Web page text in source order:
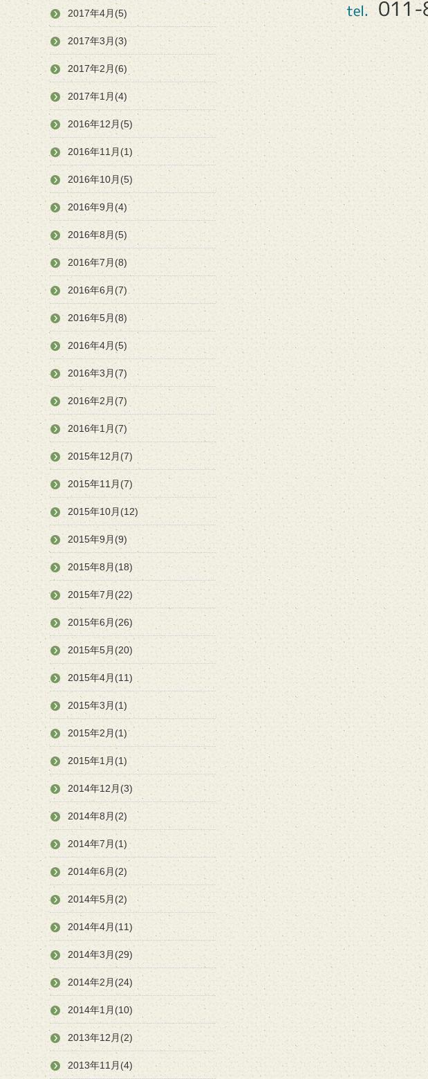
2017年4月(5)
2017年3月(3)
2017年2月(6)
2017年1月(4)
2016年12月(5)
2016年11月(1)
2016年10月(5)
2016年9月(4)
2016年8月(5)
2016年7月(8)
2016年6月(7)
2016年5月(8)
2016年4月(5)
2016年3月(7)
2016年2月(7)
2016年1月(7)
2015年12月(7)
2015年11月(7)
2015年10月(12)
2015年9月(9)
2015年8月(18)
2015年7月(22)
2015年6月(26)
2015年5月(20)
2015年4月(11)
2015年3月(1)
2015年2月(1)
2015年1月(1)
2014年12月(3)
2014年8月(2)
2014年7月(1)
2014年6月(2)
2014年5月(2)
2014年4月(11)
2014年3月(29)
2014年2月(24)
2014年1月(10)
2013年12月(2)
2013年11月(4)